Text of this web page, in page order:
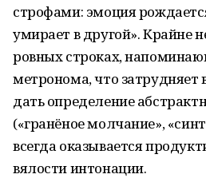
строфами: эмоция
умирает в другой». Крайне
ровных строках,
метронома, что затрудняет
дать определение
(«гранёное молчание»,
всегда оказывается
вялости интонации.